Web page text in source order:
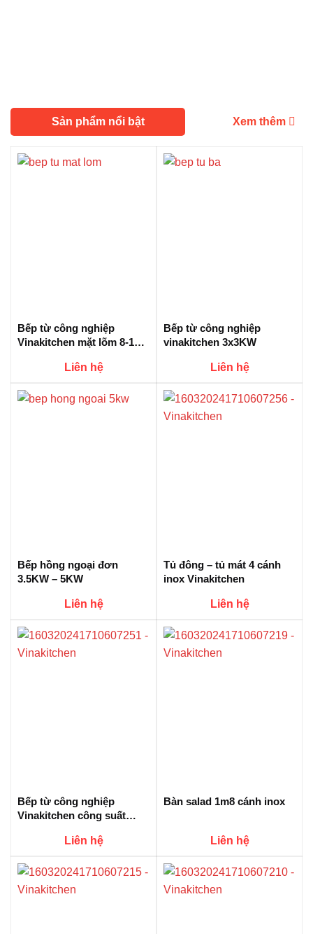
Sản phẩm nổi bật Xem thêm
Bếp từ công nghiệp
Vinakitchen mặt lõm 8-12-
Liên hệ
Bếp từ công nghiệp
vinakitchen 3x3KW
Liên hệ
Bếp hồng ngoại đơn
3.5KW – 5KW
Liên hệ
Tủ đông – tủ mát 4 cánh
inox Vinakitchen
Liên hệ
Bếp từ công nghiệp
Vinakitchen công suất
Liên hệ
Bàn salad 1m8 cánh inox
Liên hệ